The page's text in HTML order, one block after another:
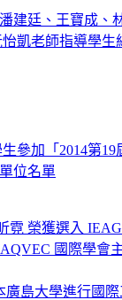
建廷、王寶成、
怡凱老師指導學
參加「2014第
位名單
霓 榮獲選入
國際學會
廣島大學進行國